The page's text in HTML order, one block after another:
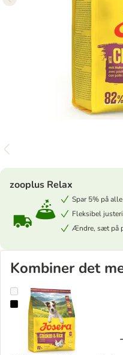
zooplus Relax
Spar 5% på
Fleksibel
Ændre, sæt på
Kombiner det
Josera Mini Adult Kylling &